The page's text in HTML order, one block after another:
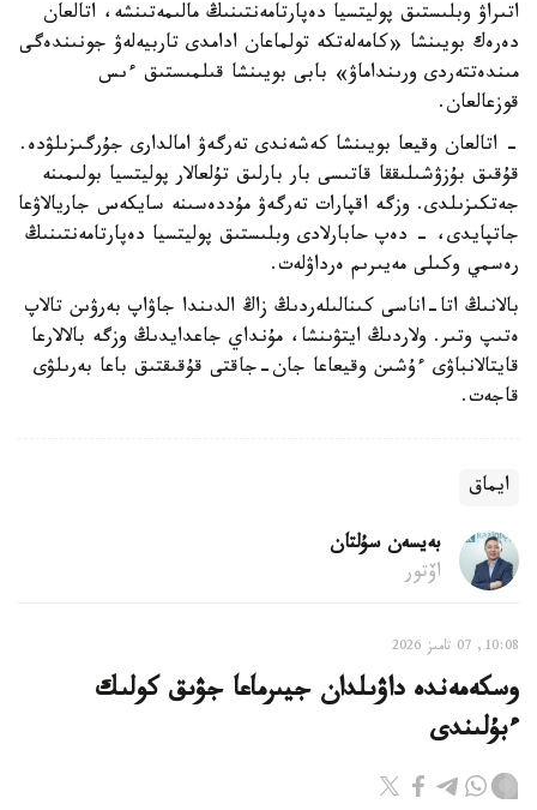
اتىراۋ وبلىستىق پوليتسيا دەپارتامەنتىنىڭ مالىمەتىنشە، اتالعان
دەرەك بويىنشا «كامەلەتكە تولماعان ادامدى تاربيەلەۋ جونىندەگى
مىندەتتەردى ورىنداماۋ» بابى بويىنشا قىلمىستىق ءىس
قوزعالعان.
- اتالعان وقيعا بويىنشا كەشەندى تەرگەۋ امالدارى جۇرگىزىلۋدە.
قۇقىق بۇزۋشىلىققا قاتىسى بار بارلىق تۇلعالار پوليتسيا بولىمىنە
جەتكىزىلدى. وزگە اقپارات تەرگەۋ مۇددەسىنە سايكەس جاريالاۋعا
جاتپايدى، - دەپ حابارلادى وبلىستىق پوليتسيا دەپارتامەنتىنىڭ
رەسمي وكىلى مەيىرىم ەرداۋلەت.
بالانىڭ اتا-اناسى كىنالىلەردىڭ زاڭ الدىندا جاۋاپ بەرۋىن تالاپ
ەتىپ وتىر. ولاردىڭ ايتۋىنشا، مۇنداي جاعدايدىڭ وزگە بالالارعا
قايتالانباۋى ءۇشىن وقيعاعا جان-جاقتى قۇقىقتىق باعا بەرىلۋى
قاجەت.
ايماق
بەيسەن سۇلتان
اۆتور
10:08, 07 تامىز 2026
وسكەمەندە داۋىلدان جيىرماعا جۋىق كولىك
ءبۇلىندى